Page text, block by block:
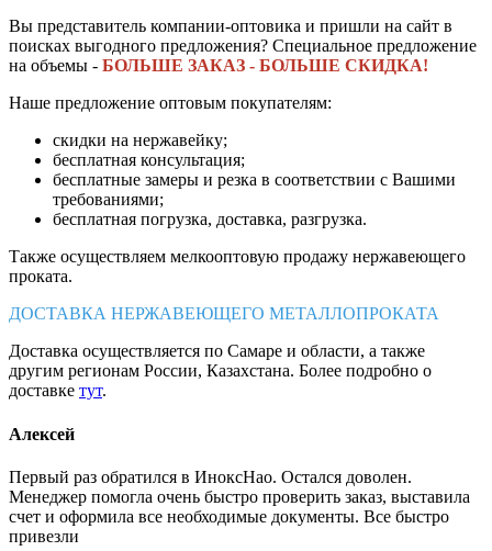
Вы представитель компании-оптовика и пришли на сайт в
поисках выгодного предложения? Специальное предложение
на объемы - БОЛЬШЕ ЗАКАЗ - БОЛЬШЕ СКИДКА!
Наше предложение оптовым покупателям:
скидки на нержавейку;
бесплатная консультация;
бесплатные замеры и резка в соответствии с Вашими
требованиями;
бесплатная погрузка, доставка, разгрузка.
Также осуществляем мелкооптовую продажу нержавеющего
проката.
ДОСТАВКА НЕРЖАВЕЮЩЕГО МЕТАЛЛОПРОКАТА
Доставка осуществляется по Самаре и области, а также
другим регионам России, Казахстана. Более подробно о
доставке тут.
Алексей
Первый раз обратился в ИноксНао. Остался доволен.
Менеджер помогла очень быстро проверить заказ, выставила
счет и оформила все необходимые документы. Все быстро
привезли